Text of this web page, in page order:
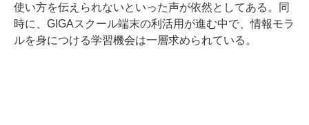
使い方を伝えられないといった声が依然としてある。同
時に、GIGAスクール端末の利活用が進む中で、情報モラ
ルを身につける学習機会は一層求められている。